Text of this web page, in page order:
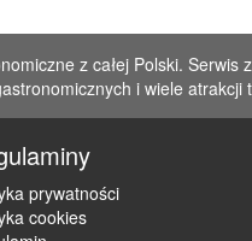
z całej Polski.
i wiele
prywatności
cookies